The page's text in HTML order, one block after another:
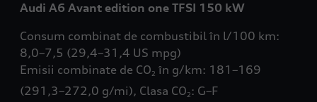
Audi A6 Avant edition one TFSI 150 kW
Consum combinat de combustibil în l/100 km:
8,0–7,5 (29,4–31,4 US mpg)
Emisii combinate de CO2 în g/km: 181–169
(291,3–272,0 g/mi), Clasa CO2: G–F